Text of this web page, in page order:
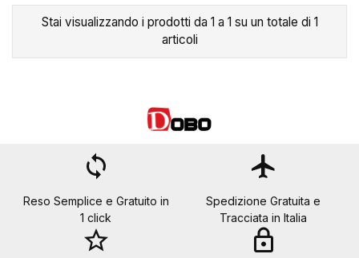
Stai visualizzando i prodotti da 1 a 1 su un totale di 1
articoli
loop
Reso Semplice e Gratuito in
1 click
flight
Spedizione Gratuita e
Tracciata in Italia
star_border lock
Crea lista dei desideri ×